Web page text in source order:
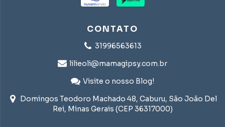
CONTATO
31996563613
lilieoli@mamagipsy.com.br
Visite o nosso Blog!
Domingos Teodoro Machado 48, Caburu, São João Del
Rei, Minas Gerais (CEP 36317000)